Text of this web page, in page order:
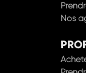
Nos